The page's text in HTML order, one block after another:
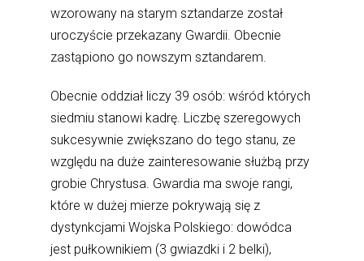
wzorowany na starym sztandarze został
uroczyście przekazany Gwardii. Obecnie
zastąpiono go nowszym sztandarem.
Obecnie oddział liczy 39 osób: wśród których
siedmiu stanowi kadrę. Liczbę szeregowych
sukcesywnie zwiększano do tego stanu, ze
względu na duże zainteresowanie służbą przy
grobie Chrystusa. Gwardia ma swoje rangi,
które w dużej mierze pokrywają się z
dystynkcjami Wojska Polskiego: dowódca
jest pułkownikiem (3 gwiazdki i 2 belki),